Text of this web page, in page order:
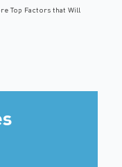
Top Factors that Will